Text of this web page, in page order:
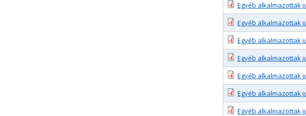
Egyéb alkalmazottak
Egyéb alkalmazottak
Egyéb alkalmazottak
Egyéb alkalmazottak
Egyéb alkalmazottak
Egyéb alkalmazottak
Egyéb alkalmazottak